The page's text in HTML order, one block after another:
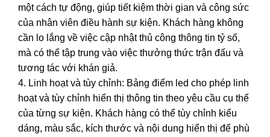
một cách tự động, giúp tiết kiệm thời gian và công sức
của nhân viên điều hành sự kiện. Khách hàng không
cần lo lắng về việc cập nhật thủ công thông tin tỷ số,
mà có thể tập trung vào việc thưởng thức trận đấu và
tương tác với khán giả.
4. Linh hoạt và tùy chỉnh: Bảng điểm led cho phép linh
hoạt và tùy chỉnh hiển thị thông tin theo yêu cầu cụ thể
của từng sự kiện. Khách hàng có thể tùy chỉnh kiểu
dáng, màu sắc, kích thước và nội dung hiển thị để phù